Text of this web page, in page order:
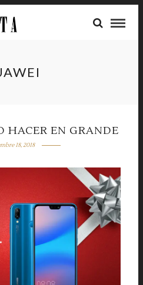
HACER EN GRANDE
18, 2018